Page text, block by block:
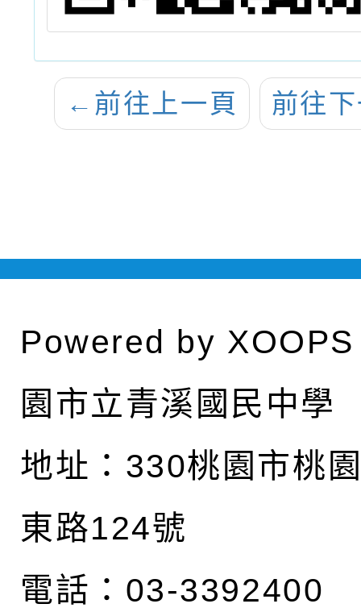
← 前往上一頁 前往
Powered by XOOPS
園市立青溪國民中學
地址： 330桃園市桃
東路124號
電話：03-3392400